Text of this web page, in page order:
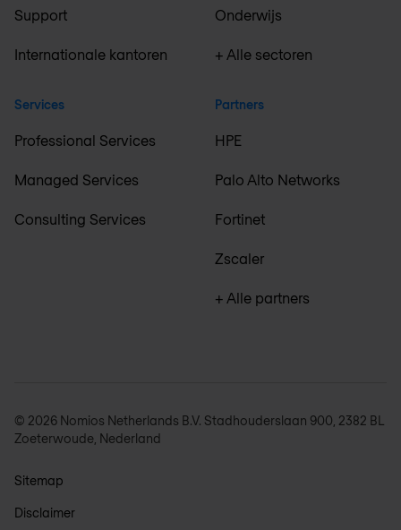
Support
Internationale kantoren
Services
Professional Services
Managed Services
Consulting Services
Onderwijs
+ Alle sectoren
Partners
HPE
Palo Alto Networks
Fortinet
Zscaler
+ Alle partners
© 2026 Nomios Netherlands B.V. Stadhouderslaan 900, 2382 BL
Zoeterwoude, Nederland
Sitemap
Disclaimer